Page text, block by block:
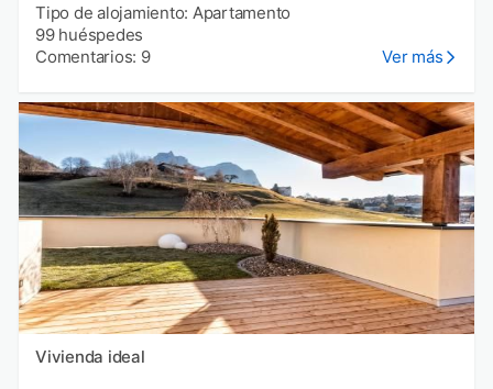
Tipo de alojamiento: Apartamento
99 huéspedes
Comentarios: 9
Ver más
Vivienda ideal